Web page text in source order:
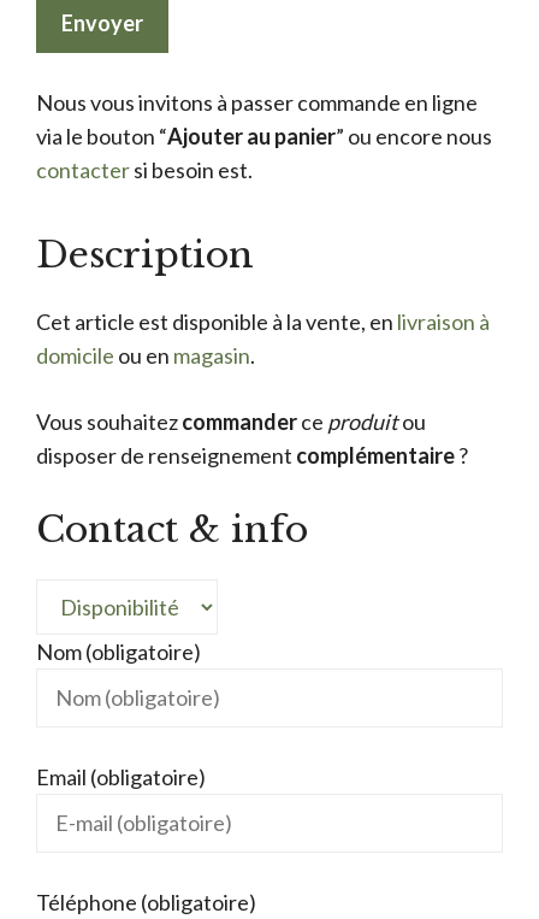
Nous vous invitons à passer commande en ligne
via le bouton “Ajouter au panier” ou encore nous
contactersi besoin est.
Description
Cet article est disponible à la vente, en livraison à
domicile ou en magasin.
Vous souhaitezcommanderce produitou
disposer de renseignement complémentaire?
Contact & info
Nom (obligatoire)
Email (obligatoire)
Téléphone (obligatoire)